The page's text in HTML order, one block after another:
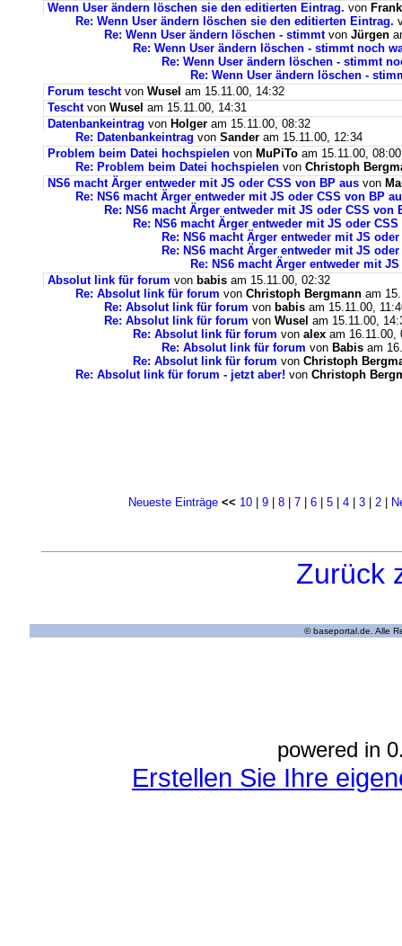
Wenn User ändern löschen sie den editierten Eintrag. von
Re: Wenn User ändern löschen sie den editierten Eintrag.
Re: Wenn User ändern löschen - stimmt von Jürgen
Re: Wenn User ändern löschen - stimmt noch
Re: Wenn User ändern löschen - stimmt
Re: Wenn User ändern löschen -
Forum teschtvon Wusel am 15.11.00, 14:32
Teschtvon Wusel am 15.11.00, 14:31
Datenbankeintrag von Holger am 15.11.00, 08:32
Re: Datenbankeintrag von Sander am 15.11.00, 12:34
Problem beim Datei hochspielen von MuPiTo am 15.11.00, 08:00
Re: Problem beim Datei hochspielen von Christoph
NS6 macht Ärger entweder mit JS oder CSS von BP aus von
Re: NS6 macht Ärger entweder mit JS oder CSS von BP
Re: NS6 macht Ärger entweder mit JS oder CSS von
Re: NS6 macht Ärger entweder mit JS oder
Re: NS6 macht Ärger entweder mit JS
Re: NS6 macht Ärger entweder mit JS
Re: NS6 macht Ärger entweder mit
Absolut link für forum von babis am 15.11.00, 02:32
Re: Absolut link für forum von Christoph Bergmann am
Re: Absolut link für forum von babis am 15.11.00,
Re: Absolut link für forum von Wusel am 15.11.00,
Re: Absolut link für forum von alex am 16.11.00,
Re: Absolut link für forum von Babis am
Re: Absolut link für forum von Christoph
Re: Absolut link für forum - jetzt aber! von Christoph
Neueste Einträge << 10 9 8 7 6 5 4 3 2
Zurück
© baseportal.de. Alle
powered in
Erstellen Sie Ihre